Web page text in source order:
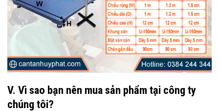
V. Vì sao bạn nên mua sản phẩm tại công ty
chúng tôi?